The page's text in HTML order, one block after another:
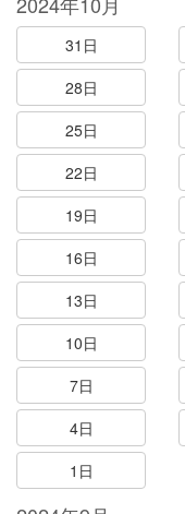
31日
28日
25日
22日
19日
16日
13日
10日
7日
4日
1日